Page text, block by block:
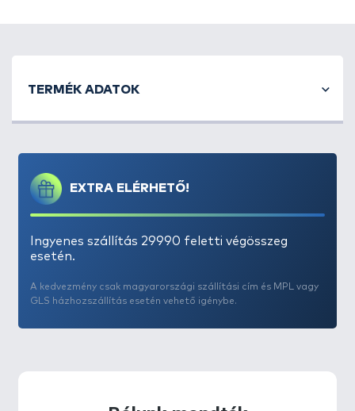
EXTRA ELÉRHETŐ!
Ingyenes szállítás 29990 feletti végösszeg
esetén.
A kedvezmény csak magyarországi szállítási cím és MPL vagy
GLS házhozszállítás esetén vehető igénybe.
TERMÉK ADATOK